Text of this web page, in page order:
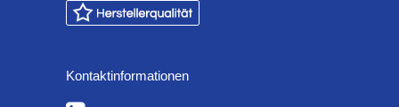
Kontaktinformationen